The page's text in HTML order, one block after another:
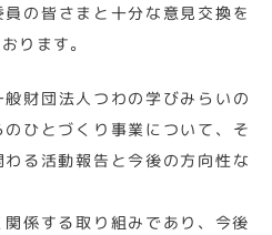
の皆さまと十分な意見交換を
ります。
財団法人つわの学びみらいの
ひとづくり事業について、そ
る活動報告と今後の方向性な
係する取り組みであり、今後